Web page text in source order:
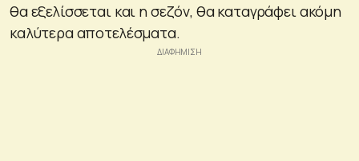
θα εξελίσσεται και η σεζόν, θα καταγράφει ακόμη
καλύτερα αποτελέσματα.